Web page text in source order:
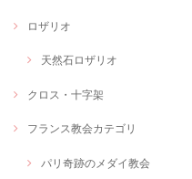
ロザリオ
天然石ロザリオ
クロス・十字架
フランス教会カテゴリ
パリ奇跡のメダイ教会